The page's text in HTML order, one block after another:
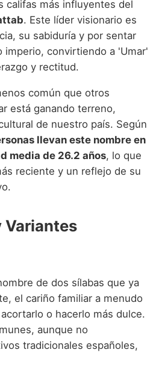
califas más influyentes del
. Este líder visionario es
su sabiduría y por sentar
imperio, convirtiendo a 'Umar'
y rectitud.
común que otros
está ganando terreno,
de nuestro país. Según
llevan este nombre en
media de 26.2 años, lo que
reciente y un reflejo de su
Variantes
de dos sílabas que ya
el cariño familiar a menudo
o hacerlo más dulce.
aunque no
tradicionales españoles,